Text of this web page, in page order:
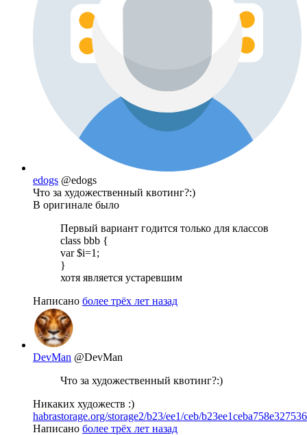
edogs @edogs
Что за художественный квотинг?:)
В оригинале было
Первый вариант годится только для классов
class bbb {
var $i=1;
}
хотя является устаревшим
Написано более трёх лет назад
DevMan @DevMan
Что за художественный квотинг?:)
Никаких художеств :)
habrastorage.org/storage2/b23/ee1/ceb/
Написано более трёх лет назад